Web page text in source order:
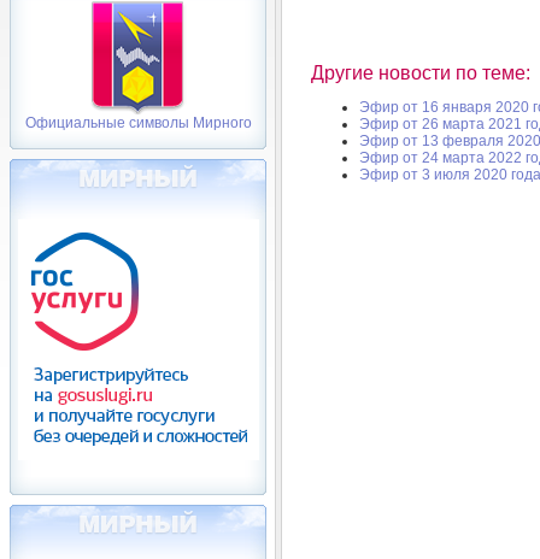
Официальные символы Мирного
Другие новости по теме:
Эфир от 16 января 2020
Эфир от 26 марта 2021
Эфир от 13 февраля
Эфир от 24 марта 2022
Эфир от 3 июля 2020 года